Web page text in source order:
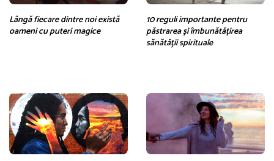
Lângă fiecare dintre noi există
oameni cu puteri magice
10 reguli importante pentru
păstrarea și îmbunătățirea
sănătății spirituale